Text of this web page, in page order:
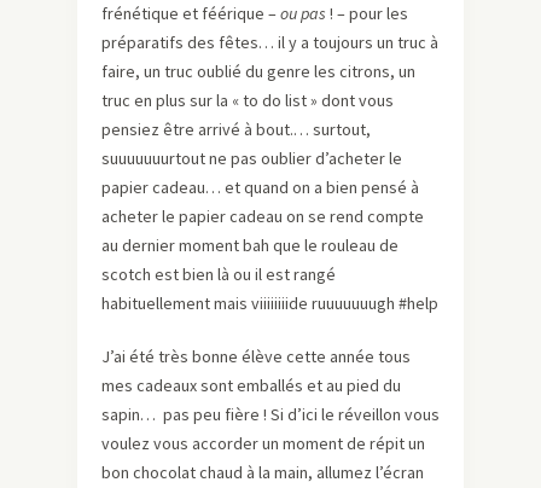
frénétique et féérique –ou pas ! – pour les
préparatifs des fêtes… il y a toujours un truc à
faire, un truc oublié du genre les citrons, un
truc en plus sur la « to do list » dont vous
pensiez être arrivé à bout.… surtout,
suuuuuuurtout ne pas oublier d’acheter le
papier cadeau… et quand on a bien pensé à
acheter le papier cadeau on se rend compte
au dernier moment bah que le rouleau de
scotch est bien là ou il est rangé
habituellement mais viiiiiiiide ruuuuuuugh #help
J’ai été très bonne élève cette année tous
mes cadeaux sont emballés et au pied du
sapin… pas peu fière ! Si d’ici le réveillon vous
voulez vous accorder un moment de répit un
bon chocolat chaud à la main, allumez l’écran